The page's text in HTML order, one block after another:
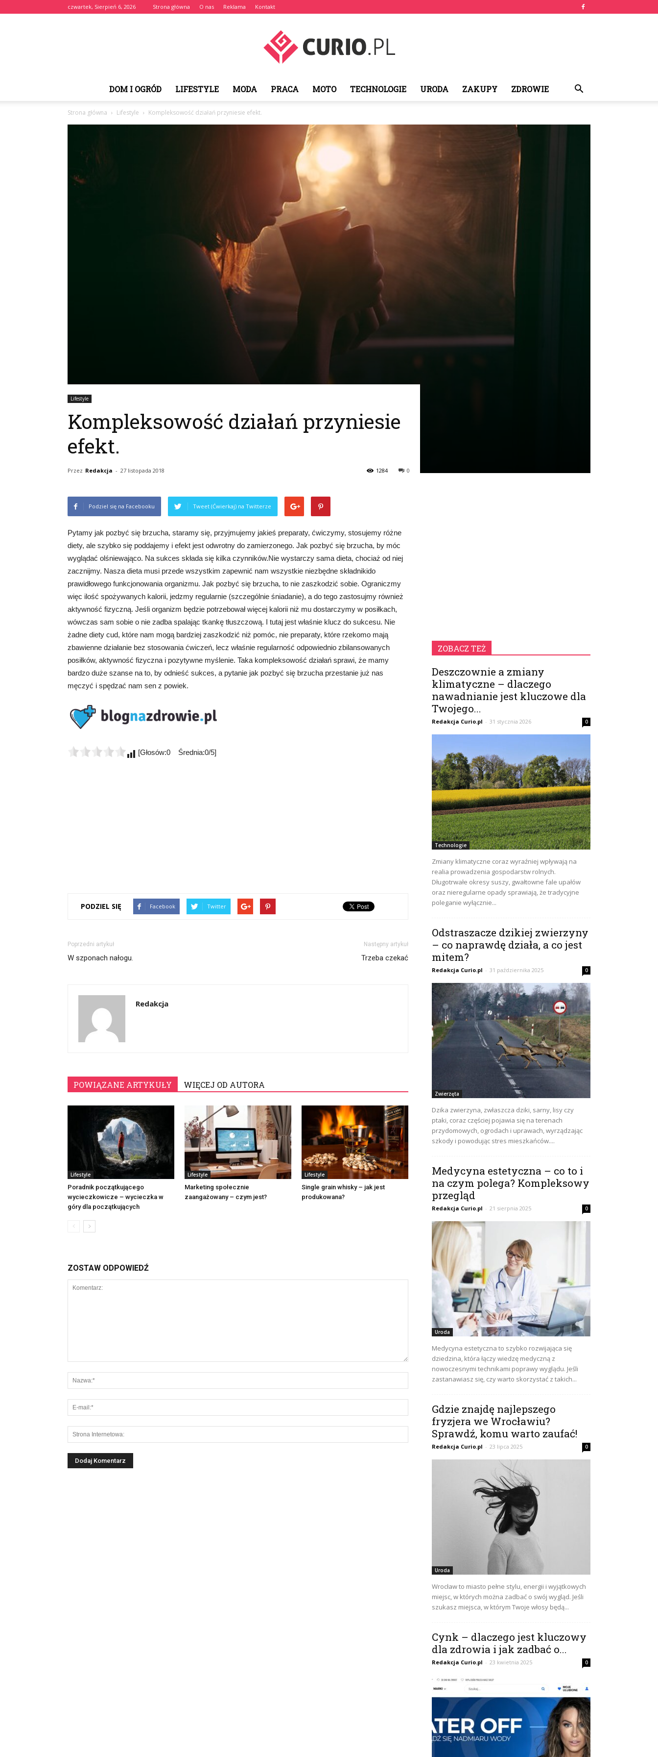
czwartek, Sierpień 6, 2026 Strona główna O nas Reklama Kontakt
DOM I OGRÓD LIFESTYLE MODA PRACA MOTO TECHNOLOGIE URODA ZAKUPY ZDROWIE
Strona główna Lifestyle Kompleksowość działań przyniesie efekt.
Lifestyle
Kompleksowość działań przyniesie
efekt.
Przez Redakcja - 27 listopada 2018 0
1284
Podziel się na Facebooku Tweet (Ćwierkaj) na Twitterze
Pytamy jak pozbyć się brzucha, staramy się, przyjmujemy jakieś preparaty, ćwiczymy, stosujemy różne
diety, ale szybko się poddajemy i efekt jest odwrotny do zamierzonego. Jak pozbyć się brzucha, by móc
wyglądać olśniewająco. Na sukces składa się kilka czynników.Nie wystarczy sama dieta, chociaż od niej
zacznijmy. Nasza dieta musi przede wszystkim zapewnić nam wszystkie niezbędne składnikido
prawidłowego funkcjonowania organizmu. Jak pozbyć się brzucha, to nie zaszkodzić sobie. Ograniczmy
więc ilość spożywanych kalorii, jedzmy regularnie (szczególnie śniadanie), a do tego zastosujmy również
aktywność fizyczną. Jeśli organizm będzie potrzebował więcej kalorii niż mu dostarczymy w posiłkach,
wówczas sam sobie o nie zadba spalając tkankę tłuszczową. I tutaj jest właśnie klucz do sukcesu. Nie
żadne diety cud, które nam mogą bardziej zaszkodzić niż pomóc, nie preparaty, które rzekomo mają
zbawienne działanie bez stosowania ćwiczeń, lecz właśnie regularność odpowiednio zbilansowanych
posiłków, aktywność fizyczna i pozytywne myślenie. Taka kompleksowość działań sprawi, że mamy
bardzo duże szanse na to, by odnieść sukces, a pytanie jak pozbyć się brzucha przestanie już nas
męczyć i spędzać nam sen z powiek.
[Głosów:0 Średnia:0/5]
PODZIEL SIĘ Facebook Twitter
Poprzedni artykuł
W szponach nałogu.
Następny artykuł
Trzeba czekać
Redakcja
POWIĄZANE ARTYKUŁY WIĘCEJ OD AUTORA
Lifestyle
Poradnik początkującego
wycieczkowicze – wycieczka w
góry dla początkujących
Lifestyle
Marketing społecznie
zaangażowany – czym jest?
Lifestyle
Single grain whisky – jak jest
produkowana?
ZOSTAW ODPOWIEDŹ
ZOBACZ TEŻ
Deszczownie a zmiany
klimatyczne – dlaczego
nawadnianie jest kluczowe dla
Twojego...
Redakcja Curio.pl - 31 stycznia 2026 0
Technologie
Zmiany klimatyczne coraz wyraźniej wpływają na
realia prowadzenia gospodarstw rolnych.
Długotrwałe okresy suszy, gwałtowne fale upałów
oraz nieregularne opady sprawiają, że tradycyjne
poleganie wyłącznie...
Odstraszacze dzikiej zwierzyny
– co naprawdę działa, a co jest
mitem?
Redakcja Curio.pl - 31 października 2025 0
Zwierzęta
Dzika zwierzyna, zwłaszcza dziki, sarny, lisy czy
ptaki, coraz częściej pojawia się na terenach
przydomowych, ogrodach i uprawach, wyrządzając
szkody i powodując stres mieszkańców....
Medycyna estetyczna – co to i
na czym polega? Kompleksowy
przegląd
Redakcja Curio.pl - 21 sierpnia 2025 0
Uroda
Medycyna estetyczna to szybko rozwijająca się
dziedzina, która łączy wiedzę medyczną z
nowoczesnymi technikami poprawy wyglądu. Jeśli
zastanawiasz się, czy warto skorzystać z takich...
Gdzie znajdę najlepszego
fryzjera we Wrocławiu?
Sprawdź, komu warto zaufać!
Redakcja Curio.pl - 23 lipca 2025 0
Uroda
Wrocław to miasto pełne stylu, energii i wyjątkowych
miejsc, w których można zadbać o swój wygląd. Jeśli
szukasz miejsca, w którym Twoje włosy będą...
Cynk – dlaczego jest kluczowy
dla zdrowia i jak zadbać o...
Redakcja Curio.pl - 23 kwietnia 2025 0